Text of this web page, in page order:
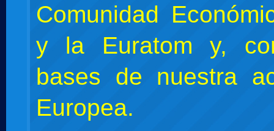
Comunidad
y la Euratom y,
bases de nuestra
Europea.